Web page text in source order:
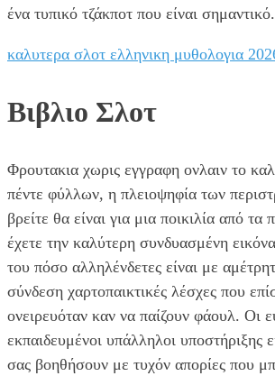
ένα τυπικό τζάκποτ που είναι σημαντικό.
καλυτερα σλοτ ελληνικη μυθολογια
Βιβλιο Σλοτ
Φρουτακια χωρις εγγραφη ονλαιν το
πέντε φύλλων, η πλειοψηφία των
βρείτε θα είναι για μια ποικιλία από τα
έχετε την καλύτερη συνδυασμένη
του πόσο αλληλένδετες είναι με
σύνδεση χαρτοπαικτικές λέσχες που
ονειρευόταν καν να παίζουν φάουλ. Οι
εκπαιδευμένοι υπάλληλοι υποστήριξης
σας βοηθήσουν με τυχόν απορίες που